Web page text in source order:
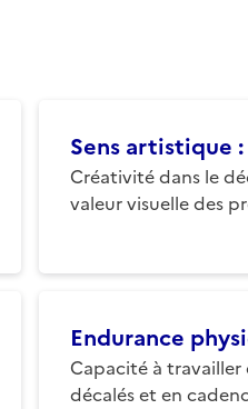
Sens artistique :
Créativité dans le
valeur visuelle des
Endurance
Capacité à
décalés et en